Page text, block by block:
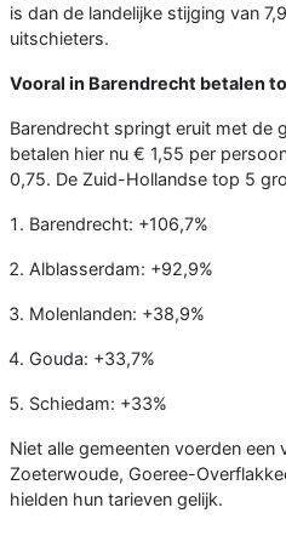
is dan de landelijke stijging van
uitschieters.
Vooral in Barendrecht betalen
Barendrecht springt eruit met de
betalen hier nu € 1,55 per
0,75. De Zuid-Hollandse top 5
Barendrecht: +106,7%
Alblasserdam: +92,9%
Molenlanden: +38,9%
Gouda: +33,7%
Schiedam: +33%
Niet alle gemeenten voerden een
Zoeterwoude, Goeree-
hielden hun tarieven gelijk.